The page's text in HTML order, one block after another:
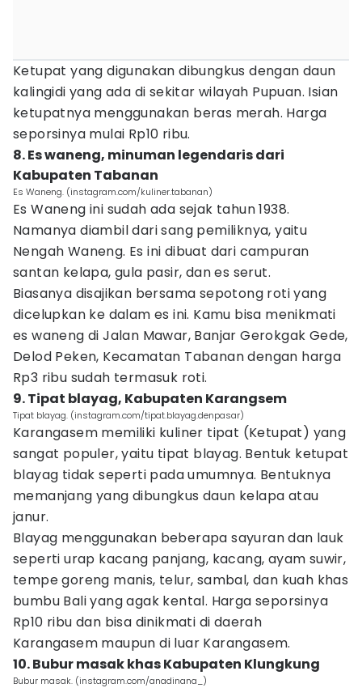
Ketupat yang digunakan dibungkus dengan daun
kalingidi yang ada di sekitar wilayah Pupuan. Isian
ketupatnya menggunakan beras merah. Harga
seporsinya mulai Rp10 ribu.
8. Es waneng, minuman legendaris dari
Kabupaten Tabanan
Es Waneng. (instagram.com/kuliner.tabanan)
Es Waneng ini sudah ada sejak tahun 1938.
Namanya diambil dari sang pemiliknya, yaitu
Nengah Waneng. Es ini dibuat dari campuran
santan kelapa, gula pasir, dan es serut.
Biasanya disajikan bersama sepotong roti yang
dicelupkan ke dalam es ini. Kamu bisa menikmati
es waneng di Jalan Mawar, Banjar Gerokgak Gede,
Delod Peken, Kecamatan Tabanan dengan harga
Rp3 ribu sudah termasuk roti.
9. Tipat blayag, Kabupaten Karangsem
Tipat blayag. (instagram.com/tipat.blayag.denpasar)
Karangasem memiliki kuliner tipat (Ketupat) yang
sangat populer, yaitu tipat blayag. Bentuk ketupat
blayag tidak seperti pada umumnya. Bentuknya
memanjang yang dibungkus daun kelapa atau
janur.
Blayag menggunakan beberapa sayuran dan lauk
seperti urap kacang panjang, kacang, ayam suwir,
tempe goreng manis, telur, sambal, dan kuah khas
bumbu Bali yang agak kental. Harga seporsinya
Rp10 ribu dan bisa dinikmati di daerah
Karangasem maupun di luar Karangasem.
10. Bubur masak khas Kabupaten Klungkung
Bubur masak. (instagram.com/anadinana_)